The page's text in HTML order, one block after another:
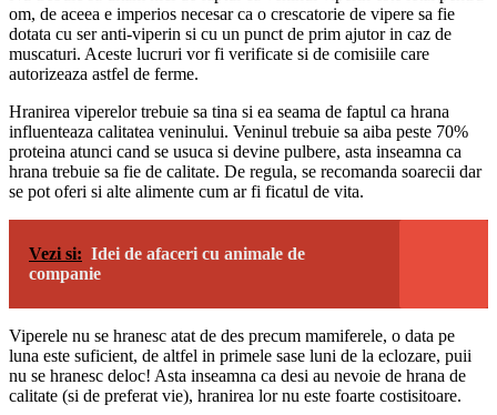
om, de aceea e imperios necesar ca o crescatorie de vipere sa fie
dotata cu ser anti-viperin si cu un punct de prim ajutor in caz de
muscaturi. Aceste lucruri vor fi verificate si de comisiile care
autorizeaza astfel de ferme.
Hranirea viperelor trebuie sa tina si ea seama de faptul ca hrana
influenteaza calitatea veninului. Veninul trebuie sa aiba peste 70%
proteina atunci cand se usuca si devine pulbere, asta inseamna ca
hrana trebuie sa fie de calitate. De regula, se recomanda soarecii dar
se pot oferi si alte alimente cum ar fi ficatul de vita.
Vezi si: Idei de afaceri cu animale de
companie
Viperele nu se hranesc atat de des precum mamiferele, o data pe
luna este suficient, de altfel in primele sase luni de la eclozare, puii
nu se hranesc deloc! Asta inseamna ca desi au nevoie de hrana de
calitate (si de preferat vie), hranirea lor nu este foarte costisitoare.